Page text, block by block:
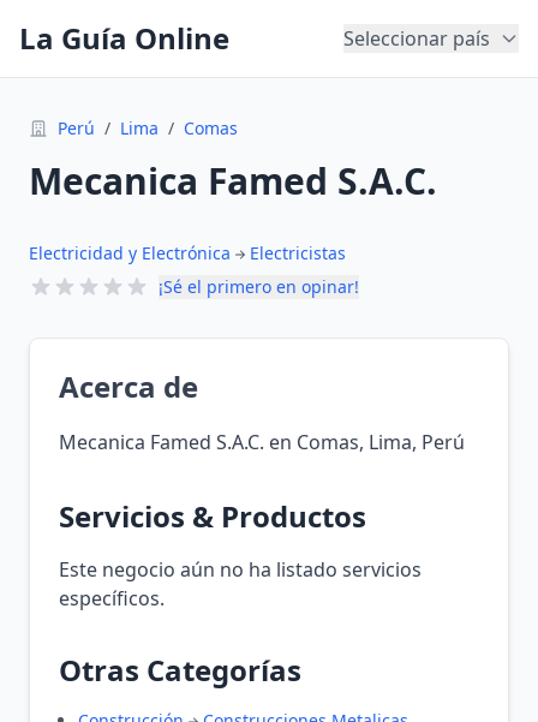
La Guía Online Seleccionar país
Perú / Lima / Comas
Mecanica Famed S.A.C.
Electricidad y Electrónica
Electricistas
¡Sé el primero en opinar!
Acerca de
Mecanica Famed S.A.C. en Comas, Lima, Perú
Servicios & Productos
Este negocio aún no ha listado servicios
específicos.
Otras Categorías